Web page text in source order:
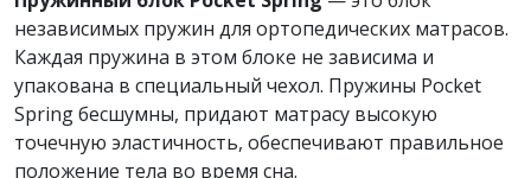
независимых пружин для ортопедических матрасов.
Каждая пружина в этом блоке не зависима и
упакована в специальный чехол. Пружины Pocket
Spring бесшумны, придают матрасу высокую
точечную эластичность, обеспечивают правильное
положение тела во время сна.